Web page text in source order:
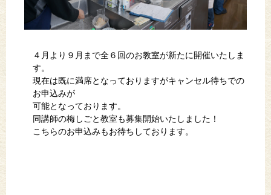
４月より９月まで全６回のお教室が新たに開催いたしま
す。
現在は既に満席となっておりますがキャンセル待ちでの
お申込みが
可能となっております。
同講師の梅しごと教室も募集開始いたしました！
こちらのお申込みもお待ちしております。